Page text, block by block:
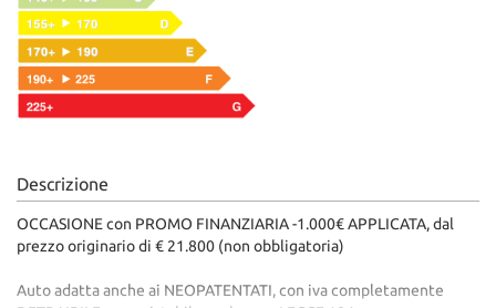
Descrizione
OCCASIONE con PROMO FINANZIARIA -1.000€ APPLICATA, dal
prezzo originario di € 21.800 (non obbligatoria)
Auto adatta anche ai NEOPATENTATI, con iva completamente